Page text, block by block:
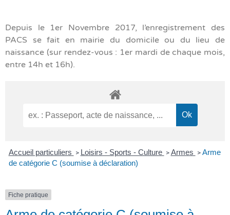
Depuis le 1er Novembre 2017, l’enregistrement des
PACS se fait en mairie du domicile ou du lieu de
naissance (sur rendez-vous : 1er mardi de chaque mois,
entre 14h et 16h).
Accueil particuliers > Loisirs - Sports - Culture > Armes > Arme
de catégorie C (soumise à déclaration)
Fiche pratique